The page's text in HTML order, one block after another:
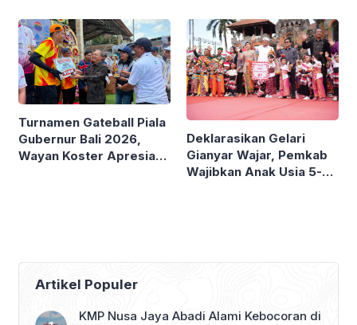
Turnamen Gateball Piala
Gubernur Bali 2026,
Wayan Koster Apresiasi
Deklarasikan Gelari
Gianyar Wajar, Pemkab
Wajibkan Anak Usia 5-6
Artikel Populer
KMP Nusa Jaya Abadi Alami Kebocoran di